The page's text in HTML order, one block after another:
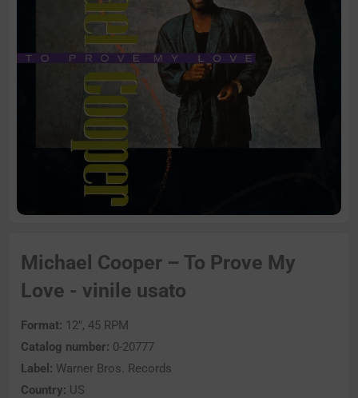
Michael Cooper – To Prove My
Love - vinile usato
Format: 12″, 45 RPM
Catalog number: 0-20777
Label: Warner Bros. Records
Country: US